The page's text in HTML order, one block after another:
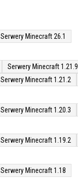
Serwery Minecraft 26.1
Serwery Minecraft 1.21.9
Serwery Minecraft 1.21.2
Serwery Minecraft 1.20.3
Serwery Minecraft 1.19.2
Serwery Minecraft 1.18